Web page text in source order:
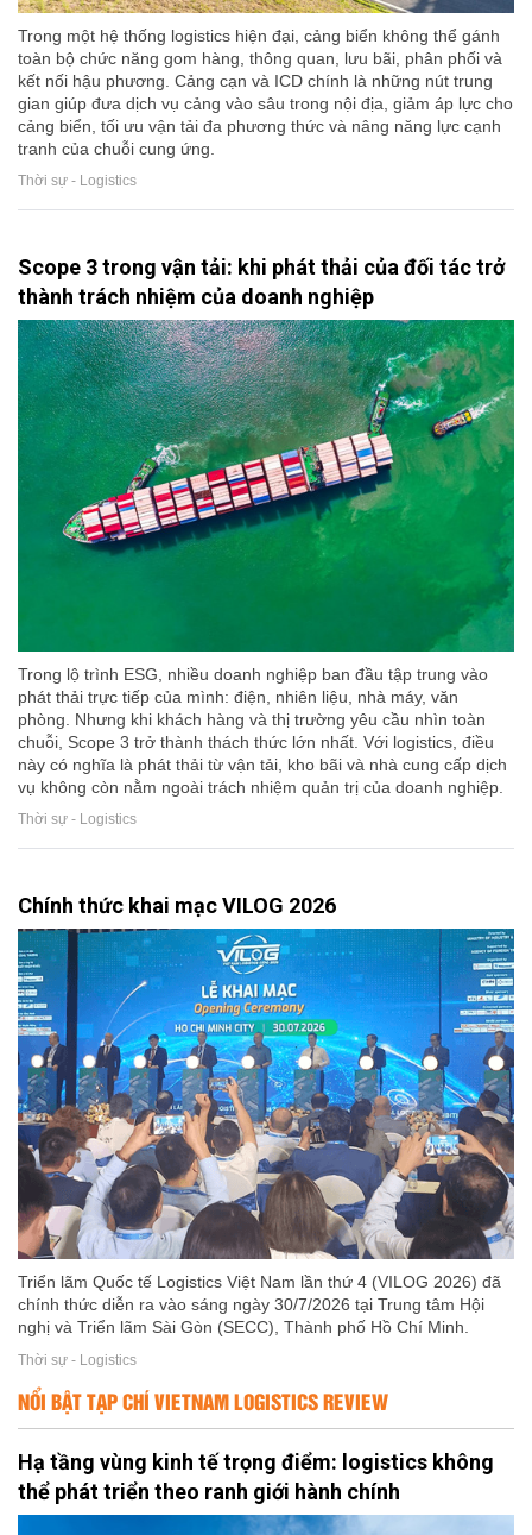
Trong một hệ thống logistics hiện đại, cảng biển không thể gánh
toàn bộ chức năng gom hàng, thông quan, lưu bãi, phân phối và
kết nối hậu phương. Cảng cạn và ICD chính là những nút trung
gian giúp đưa dịch vụ cảng vào sâu trong nội địa, giảm áp lực cho
cảng biển, tối ưu vận tải đa phương thức và nâng năng lực cạnh
tranh của chuỗi cung ứng.
Thời sự - Logistics
Scope 3 trong vận tải: khi phát thải của đối tác trở
thành trách nhiệm của doanh nghiệp
Trong lộ trình ESG, nhiều doanh nghiệp ban đầu tập trung vào
phát thải trực tiếp của mình: điện, nhiên liệu, nhà máy, văn
phòng. Nhưng khi khách hàng và thị trường yêu cầu nhìn toàn
chuỗi, Scope 3 trở thành thách thức lớn nhất. Với logistics, điều
này có nghĩa là phát thải từ vận tải, kho bãi và nhà cung cấp dịch
vụ không còn nằm ngoài trách nhiệm quản trị của doanh nghiệp.
Thời sự - Logistics
Chính thức khai mạc VILOG 2026
Triển lãm Quốc tế Logistics Việt Nam lần thứ 4 (VILOG 2026) đã
chính thức diễn ra vào sáng ngày 30/7/2026 tại Trung tâm Hội
nghị và Triển lãm Sài Gòn (SECC), Thành phố Hồ Chí Minh.
Thời sự - Logistics
NỔI BẬT TẠP CHÍ VIETNAM LOGISTICS REVIEW
Hạ tầng vùng kinh tế trọng điểm: logistics không
thể phát triển theo ranh giới hành chính